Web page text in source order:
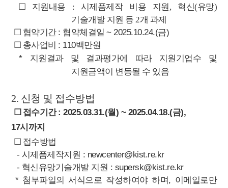
☐ 지원내용 : 시제품제작 비용 지원, 혁신(유망)
기술개발 지원 등 2개 과제
☐ 협약기간 : 협약체결일 ~ 2025.10.24.(금)
☐ 총사업비 : 110백만원
* 지원결과 및 결과평가에 따라 지원기업수 및
지원금액이 변동될 수 있음
2. 신청 및 접수방법
☐ 접수기간: 2025.03.31.(월 ) ~ 2025.04.18.(금),
17시까지
☐ 접수방법
- 시제품제작지원 : newcenter@kist.re.kr
- 혁신유망기술개발 지원 : supersk@kist.re.kr
* 첨부파일의 서식으로 작성하여야 하며, 이메일로만